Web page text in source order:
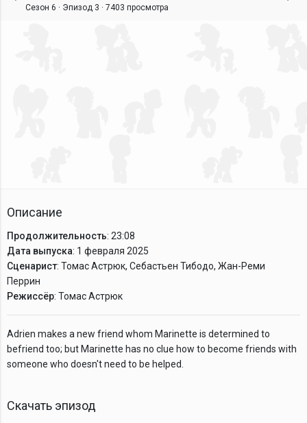
Сезон 6 · Эпизод 3 · 7403 просмотра
Описание
Продолжительность: 23:08
Дата выпуска: 1 февраля 2025
Сценарист: Томас Астрюк, Себастьен Тибодо, Жан-Реми
Перрин
Режиссёр: Томас Астрюк
Adrien makes a new friend whom Marinette is determined to
befriend too; but Marinette has no clue how to become friends with
someone who doesn't need to be helped.
Скачать эпизод